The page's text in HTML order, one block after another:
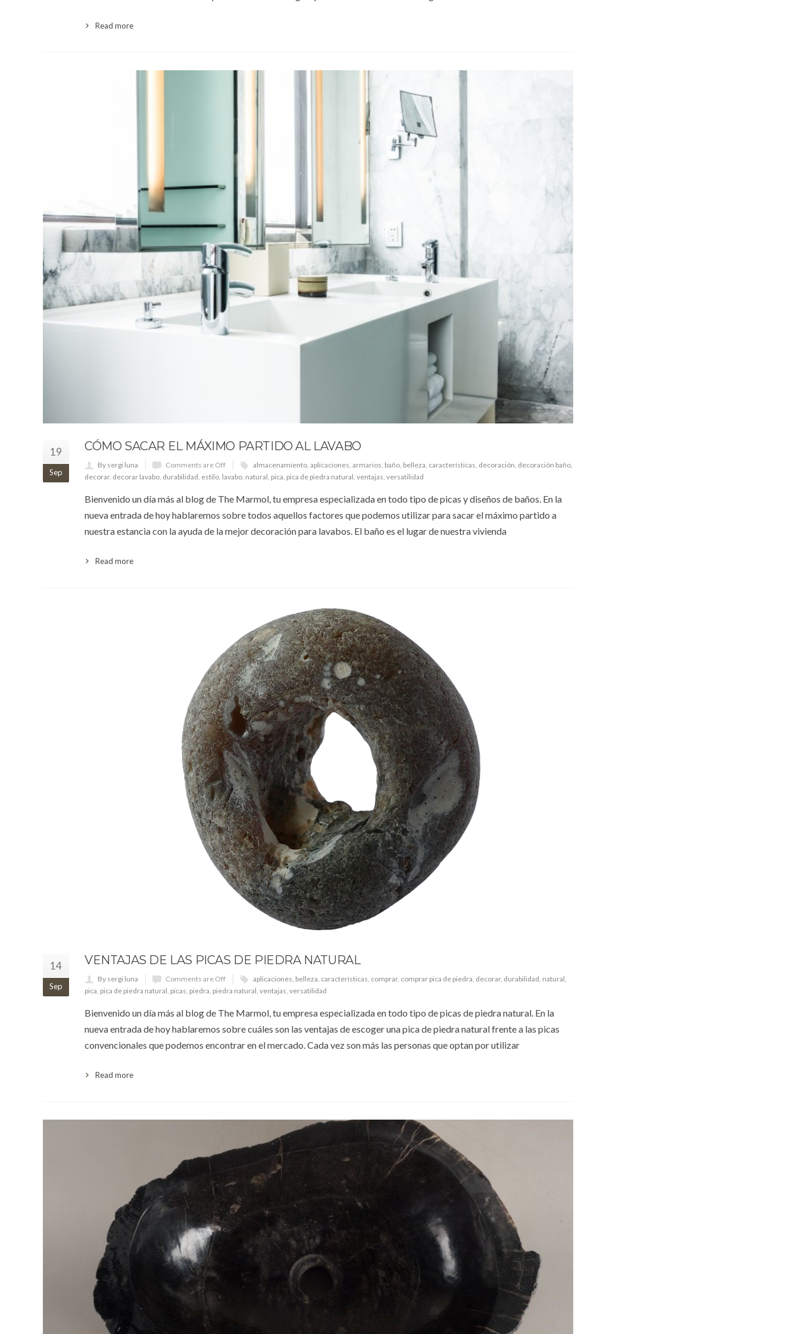
Read more
19
Sep
CÓMO SACAR EL MÁXIMO PARTIDO AL LAVABO
By sergi luna Comments are Off almacenamiento, aplicaciones, armarios, baño, belleza, características, decoración, decoración baño,
decorar, decorar lavabo, durabilidad, estilo, lavabo, natural, pica, pica de piedra natural, ventajas, versatilidad
Bienvenido un día más al blog de The Marmol, tu empresa especializada en todo tipo de picas y diseños de baños. En la
nueva entrada de hoy hablaremos sobre todos aquellos factores que podemos utilizar para sacar el máximo partido a
nuestra estancia con la ayuda de la mejor decoración para lavabos. El baño es el lugar de nuestra vivienda
Read more
14
Sep
VENTAJAS DE LAS PICAS DE PIEDRA NATURAL
By sergi luna Comments are Off aplicaciones belleza características comprar, comprar pica de piedra decorar, durabilidad natural
pica pica de piedra natural picas piedra piedra natural ventajas versatilidad
Bienvenido un día más al blog de The Marmol, tu empresa especializada en todo tipo de picas de piedra natural. En la
nueva entrada de hoy hablaremos sobre cuáles son las ventajas de escoger una pica de piedra natural frente a las picas
convencionales que podemos encontrar en el mercado. Cada vez son más las personas que optan por utilizar
Read more